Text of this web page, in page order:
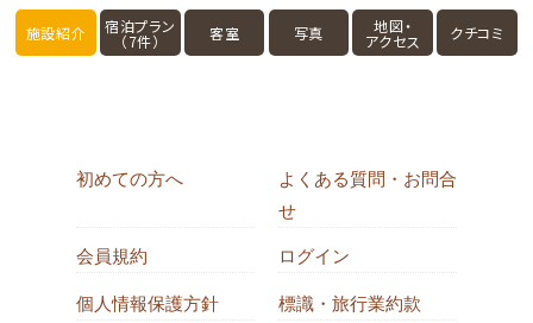
施設紹介 宿泊プラン
（7件） 客室 写真 地図・
アクセス クチコミ
初めての方へ
よくある質問・お問合
せ
会員規約 ログイン
個人情報保護方針 標識・旅行業約款